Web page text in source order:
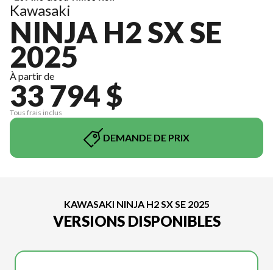
Kawasaki
NINJA H2 SX SE
2025
À partir de
33 794 $
Tous frais inclus
DEMANDE DE PRIX
KAWASAKI NINJA H2 SX SE 2025
VERSIONS DISPONIBLES